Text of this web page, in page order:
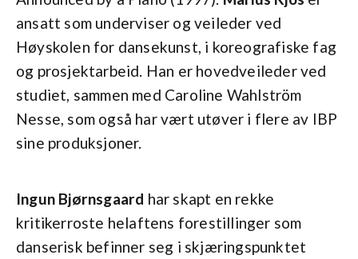
ansatt som underviser og veileder ved
Høyskolen for dansekunst, i koreografiske fag
og prosjektarbeid. Han er hovedveileder ved
studiet, sammen med Caroline Wahlström
Nesse, som også har vært utøver i flere av IBP
sine produksjoner.
Ingun Bjørnsgaard har skapt en rekke
kritikerroste helaftens forestillinger som
danserisk befinner seg i skjæringspunktet